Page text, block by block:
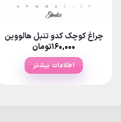
چراغ کوچک کدو تنبل هالووین
۱۶۰,۰۰۰تومان
اطلاعات بیشتر